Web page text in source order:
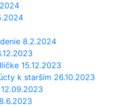
8.2.2024
15.12.2023
k starším 26.10.2023